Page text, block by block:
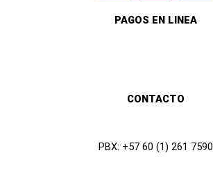
e
t
a
m
k
PAGOS EN LINEA
CONTACTO
PBX: +57 60 (1) 261 7590